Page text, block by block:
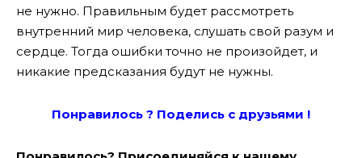
не нужно. Правильным будет рассмотреть
внутренний мир человека, слушать свой разум и
сердце. Тогда ошибки точно не произойдет, и
никакие предсказания будут не нужны.
Понравилось ? Поделись с друзьями !